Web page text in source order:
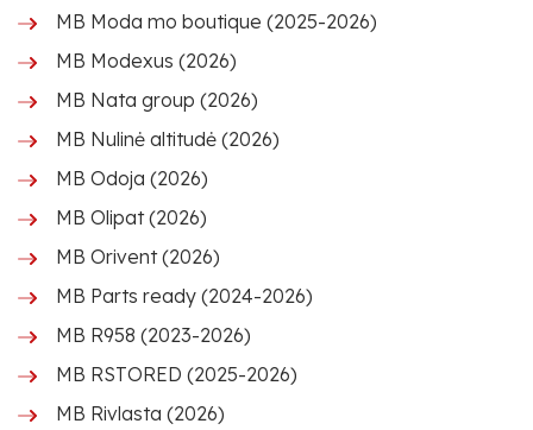
MB Moda mo boutique (2025-2026)
MB Modexus (2026)
MB Nata group (2026)
MB Nulinė altitudė (2026)
MB Odoja (2026)
MB Olipat (2026)
MB Orivent (2026)
MB Parts ready (2024-2026)
MB R958 (2023-2026)
MB RSTORED (2025-2026)
MB Rivlasta (2026)